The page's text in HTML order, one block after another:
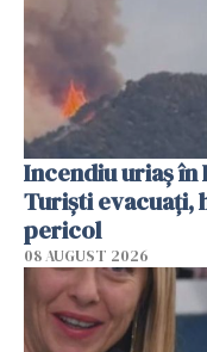
Incendiu uriaș în
Turiști evacuați,
pericol
08 AUGUST 2026